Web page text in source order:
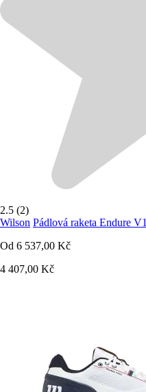
2.5 (2)
Wilson Pádlová raketa Endure V1
Od 6 537,00 Kč
4 407,00 Kč